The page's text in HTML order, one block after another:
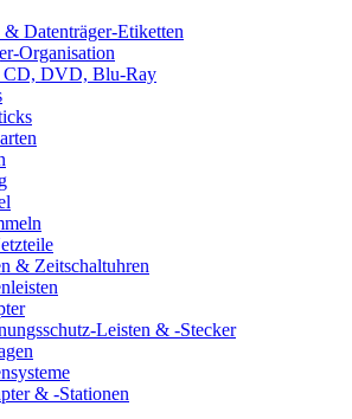
Datenträger-Etiketten
Organisation
CD, DVD, Blu-Ray
& Zeitschaltuhren
Leisten & -Stecker
& -Stationen